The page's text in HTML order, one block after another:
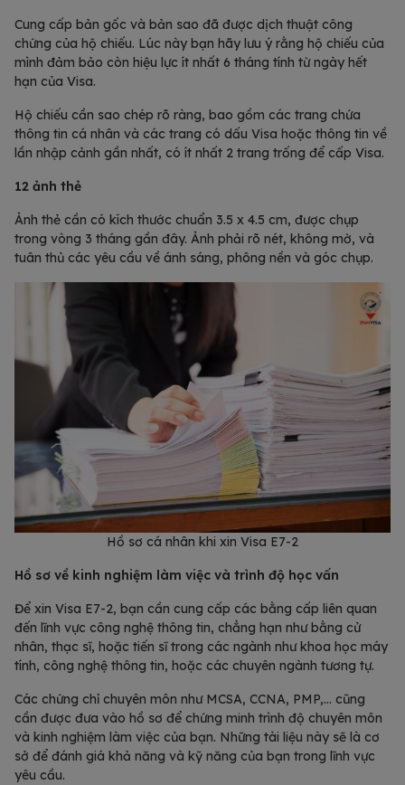
Cung cấp bản gốc và bản sao đã được dịch thuật công
chứng của hộ chiếu. Lúc này bạn hãy lưu ý rằng hộ chiếu của
mình đảm bảo còn hiệu lực ít nhất 6 tháng tính từ ngày hết
hạn của Visa.
Hộ chiếu cần sao chép rõ ràng, bao gồm các trang chứa
thông tin cá nhân và các trang có dấu Visa hoặc thông tin về
lần nhập cảnh gần nhất, có ít nhất 2 trang trống để cấp Visa.
12 ảnh thẻ
Ảnh thẻ cần có kích thước chuẩn 3.5 x 4.5 cm, được chụp
trong vòng 3 tháng gần đây. Ảnh phải rõ nét, không mờ, và
tuân thủ các yêu cầu về ánh sáng, phông nền và góc chụp.
Hồ sơ cá nhân khi xin Visa E7-2
Hồ sơ về kinh nghiệm làm việc và trình độ học vấn
Để xin Visa E7-2, bạn cần cung cấp các bằng cấp liên quan
đến lĩnh vực công nghệ thông tin, chẳng hạn như bằng cử
nhân, thạc sĩ, hoặc tiến sĩ trong các ngành như khoa học máy
tính, công nghệ thông tin, hoặc các chuyên ngành tương tự.
Các chứng chỉ chuyên môn như MCSA, CCNA, PMP,… cũng
cần được đưa vào hồ sơ để chứng minh trình độ chuyên môn
và kinh nghiệm làm việc của bạn. Những tài liệu này sẽ là cơ
sở để đánh giá khả năng và kỹ năng của bạn trong lĩnh vực
yêu cầu.